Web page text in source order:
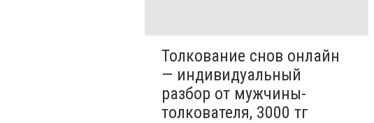
Толкование снов онлайн
— индивидуальный
разбор от мужчины-
толкователя, 3000 тг